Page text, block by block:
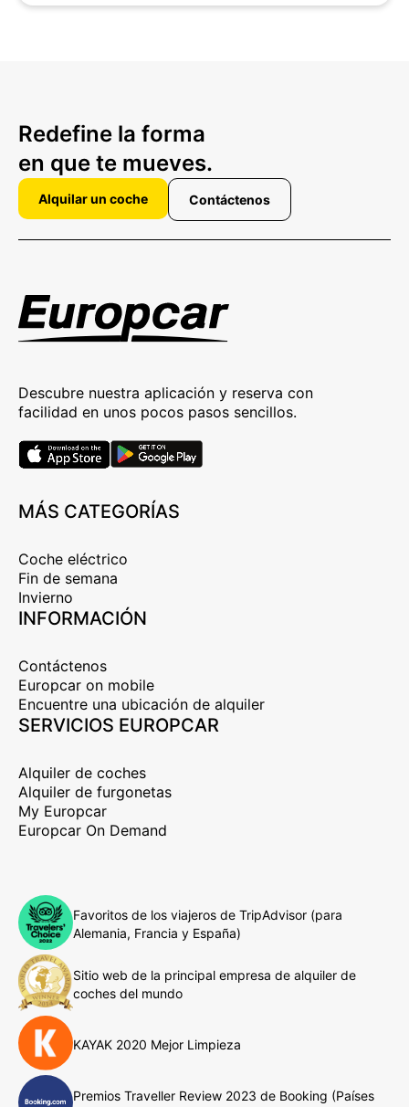
Redefine la forma
en que te mueves.
Alquilar un coche Contáctenos
Descubre nuestra aplicación y reserva con
facilidad en unos pocos pasos sencillos.
MÁS CATEGORÍAS
Coche eléctrico
Fin de semana
Invierno
INFORMACIÓN
Contáctenos
Europcar on mobile
Encuentre una ubicación de alquiler
SERVICIOS EUROPCAR
Alquiler de coches
Alquiler de furgonetas
My Europcar
Europcar On Demand
Favoritos de los viajeros de TripAdvisor (para
Alemania, Francia y España)
Sitio web de la principal empresa de alquiler de
coches del mundo
KAYAK 2020 Mejor Limpieza
Premios Traveller Review 2023 de Booking (Países